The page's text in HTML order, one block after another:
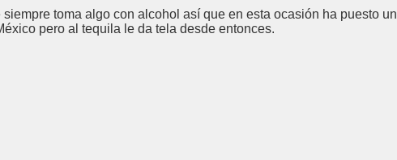
toma algo con alcohol así que en esta ocasión ha puesto
pero al tequila le da tela desde entonces.